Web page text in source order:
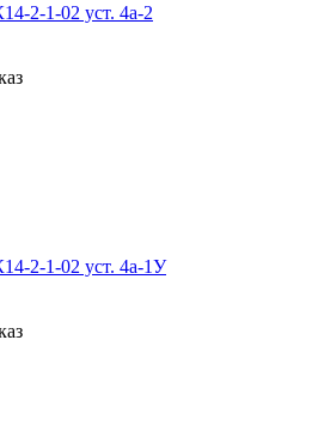
2-1-02 уст. 4а-2
2-1-02 уст. 4а-1У